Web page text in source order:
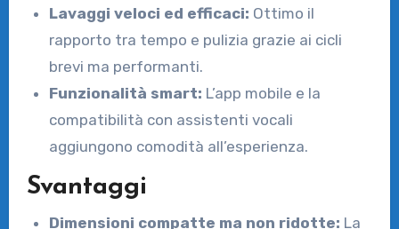
Lavaggi veloci ed efficaci: Ottimo il
rapporto tra tempo e pulizia grazie ai cicli
brevi ma performanti.
Funzionalità smart: L’app mobile e la
compatibilità con assistenti vocali
aggiungono comodità all’esperienza.
Svantaggi
Dimensioni compatte ma non ridotte: La